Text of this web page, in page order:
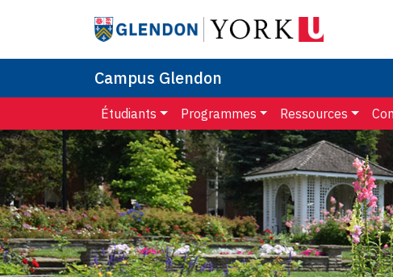
Campus Glendon
Étudiants Programmes Ressources